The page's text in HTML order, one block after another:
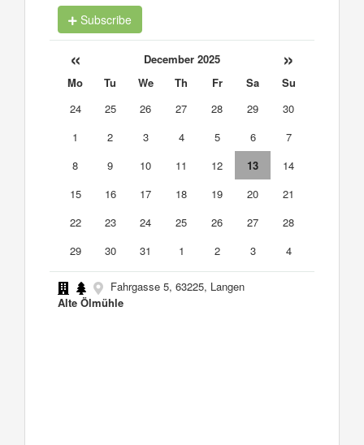
Subscribe
« December 2025 »
Mo Tu We Th Fr Sa
Su
24
25 26 27 28 29
30
1
2 3 4 5 6
7
8
9 10 11 12 13
14
15
16 17 18 19 20
21
22
23 24 25 26 27
28
29
30 31 1 2 3 4
Fahrgasse 5, 63225, Langen
Alte Ölmühle